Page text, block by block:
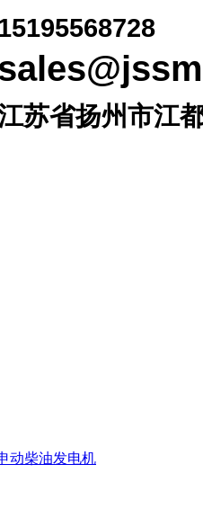
省扬州市江都
动柴油发电机